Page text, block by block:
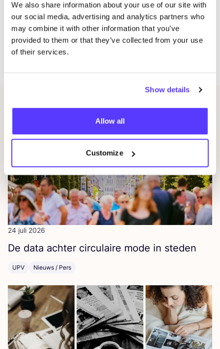
We also share information about your use of our site with
our social media, advertising and analytics partners who
may combine it with other information that you’ve
provided to them or that they’ve collected from your use
of their services.
Show details
Allow all
Customize
Amber De Groote
DEEL
Gerelateerde artikelen
24 juli 2026
De data ach­ter cir­cu­lai­re mode in steden
UPV Nieuws / Pers